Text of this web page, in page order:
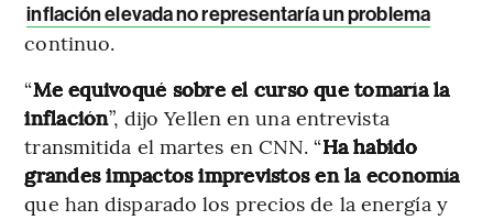
inflación elevada no representaría un problema
continuo.
“Me equivoqué sobre el curso que tomaría la
inflación”, dijo Yellen en una entrevista
transmitida el martes en CNN. “Ha habido
grandes impactos imprevistos en la economía
que han disparado los precios de la energía y